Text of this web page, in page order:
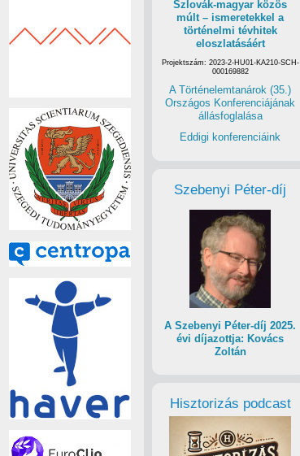
Szlovák-magyar közös
múlt – ismeretekkel a
történelmi tévhitek
eloszlatásáért
Projektszám: 2023-2-HU01-KA210-SCH-
000169882
A Történelemtanárok (35.)
Országos Konferenciájának
állásfoglalása
Eddigi konferenciáink
Szebenyi Péter-díj
A Szebenyi Péter-díj 2025.
évi díjazottja: Kovács
Zoltán
Hisztorizás podcast